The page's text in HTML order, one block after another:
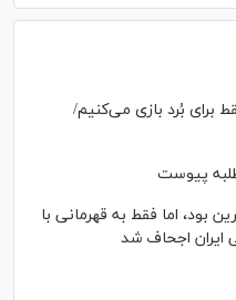
برای بُرد بازی می‌کنیم/
پیوست
بود، اما فقط به قهرمانی با
ایران اجحاف شد